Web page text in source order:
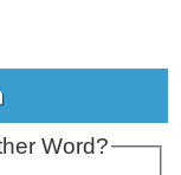
Word?